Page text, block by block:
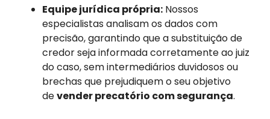
Equipe jurídica própria: Nossos
especialistas analisam os dados com
precisão, garantindo que a substituição de
credor seja informada corretamente ao juiz
do caso, sem intermediários duvidosos ou
brechas que prejudiquem o seu objetivo
devender precatório com segurança.